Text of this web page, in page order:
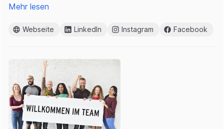
Mehr lesen
Webseite LinkedIn Instagram Facebook